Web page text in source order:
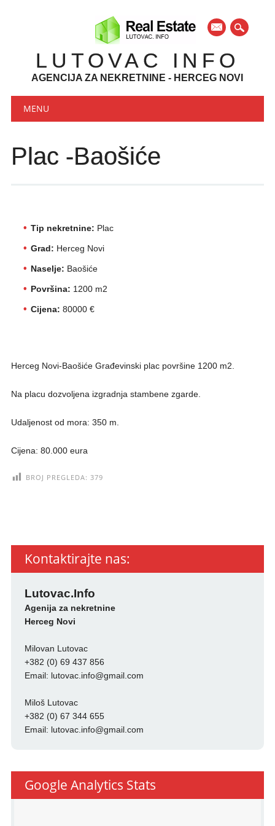
mail
LUTOVAC INFO
AGENCIJA ZA NEKRETNINE - HERCEG NOVI
Main menu
MENU
Plac -Baošiće
Tip nekretnine: Plac
Grad: Herceg Novi
Naselje: Baošiće
Površina: 1200 m2
Cijena: 80000 €
Herceg Novi-Baošiće Građevinski plac površine 1200 m2.
Na placu dozvoljena izgradnja stambene zgarde.
Udaljenost od mora: 350 m.
Cijena: 80.000 eura
BROJ PREGLEDA: 379
Kontaktirajte nas:
Lutovac.Info
Agenija za nekretnine
Herceg Novi
Milovan Lutovac
+382 (0) 69 437 856
Email: lutovac.info@gmail.com
Miloš Lutovac
+382 (0) 67 344 655
Email: lutovac.info@gmail.com
Google Analytics Stats